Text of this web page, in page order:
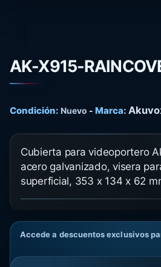
AK-X915-
Condición: Nuevo - Marca:
Cubierta para videoportero
acero galvanizado, visera
superficial, 353 x 134 x 62
Accede a descuentos exclusivos